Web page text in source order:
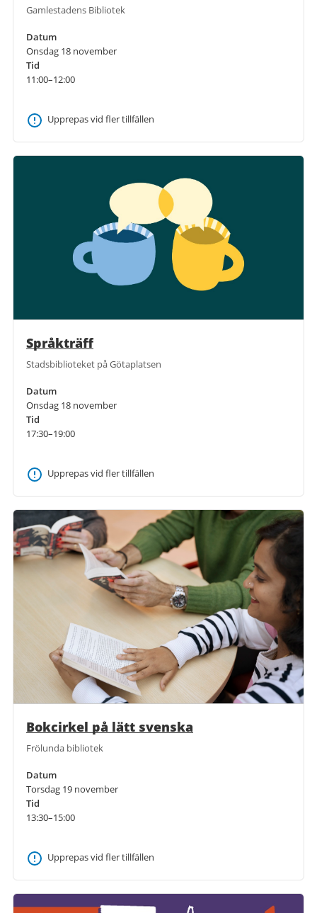
Gamlestadens Bibliotek
Datum
Onsdag 18 november
Tid
11:00–12:00
Upprepas vid fler tillfällen
Språkträff
Stadsbiblioteket på Götaplatsen
Datum
Onsdag 18 november
Tid
17:30–19:00
Upprepas vid fler tillfällen
Bokcirkel på lätt svenska
Frölunda bibliotek
Datum
Torsdag 19 november
Tid
13:30–15:00
Upprepas vid fler tillfällen